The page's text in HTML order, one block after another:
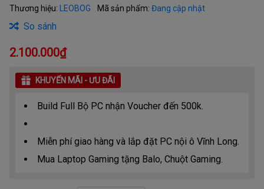
Thương hiệu: LEOBOG Mã sản phẩm: Đang cập nhật
So sánh
2.100.000₫
KHUYẾN MÃI - ƯU ĐÃI
Build Full Bộ PC nhận Voucher đến 500k.
Miễn phí giao hàng và lắp đặt PC nội ô Vĩnh Long.
Mua Laptop Gaming tặng Balo, Chuột Gaming.